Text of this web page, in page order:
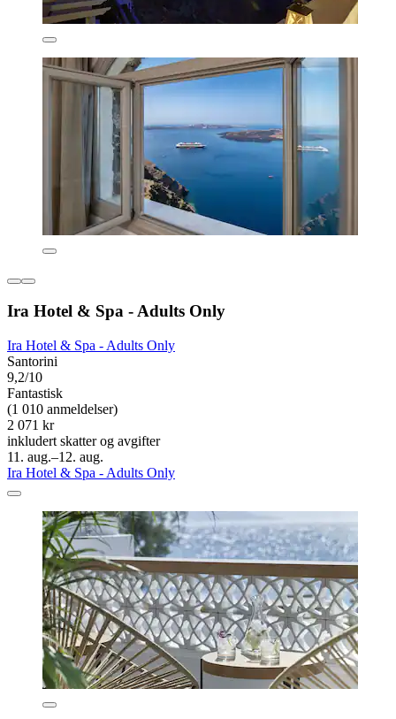
Ira Hotel & Spa - Adults Only
Ira Hotel & Spa - Adults Only
Santorini
9,2/10
Fantastisk
(1 010 anmeldelser)
2 071 kr
inkludert skatter og avgifter
11. aug.–12. aug.
Ira Hotel & Spa - Adults Only